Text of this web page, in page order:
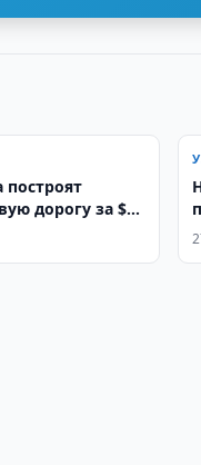
построят
дорогу за $1